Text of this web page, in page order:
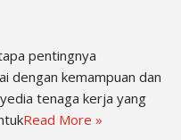
pentingnya
dengan kemampuan dan
tenaga kerja yang
Read More »